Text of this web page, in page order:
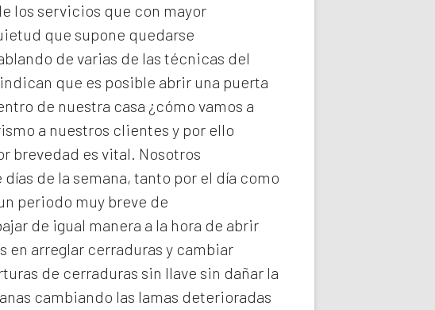
los servicios que con mayor
que supone quedarse
de varias de las técnicas del
que es posible abrir una puerta
de nuestra casa ¿cómo vamos a
a nuestros clientes y por ello
brevedad es vital. Nosotros
de la semana, tanto por el día como
periodo muy breve de
de igual manera a la hora de abrir
en arreglar cerraduras y cambiar
de cerraduras sin llave sin dañar la
cambiando las lamas deterioradas